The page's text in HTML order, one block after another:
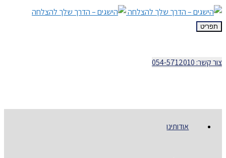
תפריט
צור קשר: 054-5712010
אודותינו